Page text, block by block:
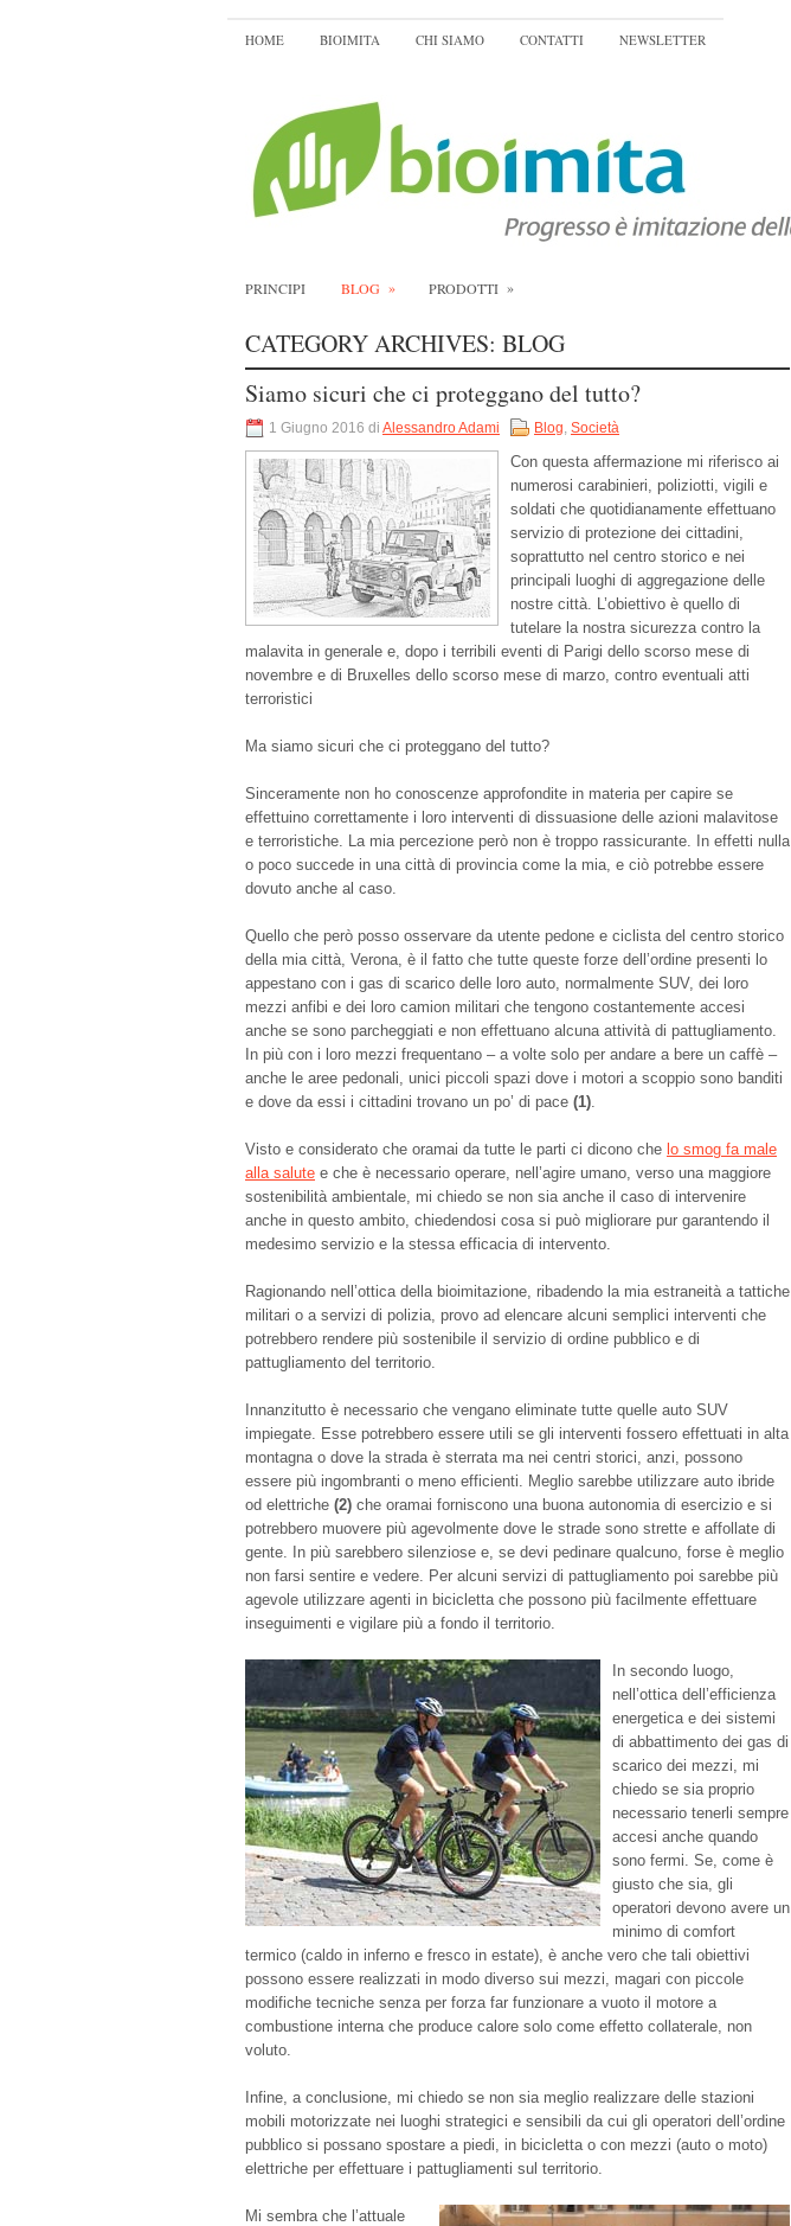
HOME BIOIMITA CHI SIAMO CONTATTI NEWSLETTER
PRINCIPI BLOG » PRODOTTI »
CATEGORY ARCHIVES: BLOG
Siamo sicuri che ci proteggano del tutto?
1 Giugno 2016 di Alessandro Adami Blog, Società
Con questa affermazione mi riferisco ai
numerosi carabinieri, poliziotti, vigili e
soldati che quotidianamente effettuano
servizio di protezione dei cittadini,
soprattutto nel centro storico e nei
principali luoghi di aggregazione delle
nostre città. L’obiettivo è quello di
tutelare la nostra sicurezza contro la
malavita in generale e, dopo i terribili eventi di Parigi dello scorso mese di
novembre e di Bruxelles dello scorso mese di marzo, contro eventuali atti
terroristici
Ma siamo sicuri che ci proteggano del tutto?
Sinceramente non ho conoscenze approfondite in materia per capire se
effettuino correttamente i loro interventi di dissuasione delle azioni malavitose
e terroristiche. La mia percezione però non è troppo rassicurante. In effetti nulla
o poco succede in una città di provincia come la mia, e ciò potrebbe essere
dovuto anche al caso.
Quello che però posso osservare da utente pedone e ciclista del centro storico
della mia città, Verona, è il fatto che tutte queste forze dell’ordine presenti lo
appestano con i gas di scarico delle loro auto, normalmente SUV, dei loro
mezzi anfibi e dei loro camion militari che tengono costantemente accesi
anche se sono parcheggiati e non effettuano alcuna attività di pattugliamento.
In più con i loro mezzi frequentano – a volte solo per andare a bere un caffè –
anche le aree pedonali, unici piccoli spazi dove i motori a scoppio sono banditi
e dove da essi i cittadini trovano un po’ di pace (1).
Visto e considerato che oramai da tutte le parti ci dicono che lo smog fa male
alla salute e che è necessario operare, nell’agire umano, verso una maggiore
sostenibilità ambientale, mi chiedo se non sia anche il caso di intervenire
anche in questo ambito, chiedendosi cosa si può migliorare pur garantendo il
medesimo servizio e la stessa efficacia di intervento.
Ragionando nell’ottica della bioimitazione, ribadendo la mia estraneità a tattiche
militari o a servizi di polizia, provo ad elencare alcuni semplici interventi che
potrebbero rendere più sostenibile il servizio di ordine pubblico e di
pattugliamento del territorio.
Innanzitutto è necessario che vengano eliminate tutte quelle auto SUV
impiegate. Esse potrebbero essere utili se gli interventi fossero effettuati in alta
montagna o dove la strada è sterrata ma nei centri storici, anzi, possono
essere più ingombranti o meno efficienti. Meglio sarebbe utilizzare auto ibride
od elettriche (2) che oramai forniscono una buona autonomia di esercizio e si
potrebbero muovere più agevolmente dove le strade sono strette e affollate di
gente. In più sarebbero silenziose e, se devi pedinare qualcuno, forse è meglio
non farsi sentire e vedere. Per alcuni servizi di pattugliamento poi sarebbe più
agevole utilizzare agenti in bicicletta che possono più facilmente effettuare
inseguimenti e vigilare più a fondo il territorio.
In secondo luogo,
nell’ottica dell’efficienza
energetica e dei sistemi
di abbattimento dei gas di
scarico dei mezzi, mi
chiedo se sia proprio
necessario tenerli sempre
accesi anche quando
sono fermi. Se, come è
giusto che sia, gli
operatori devono avere un
minimo di comfort
termico (caldo in inferno e fresco in estate), è anche vero che tali obiettivi
possono essere realizzati in modo diverso sui mezzi, magari con piccole
modifiche tecniche senza per forza far funzionare a vuoto il motore a
combustione interna che produce calore solo come effetto collaterale, non
voluto.
Infine, a conclusione, mi chiedo se non sia meglio realizzare delle stazioni
mobili motorizzate nei luoghi strategici e sensibili da cui gli operatori dell’ordine
pubblico si possano spostare a piedi, in bicicletta o con mezzi (auto o moto)
elettriche per effettuare i pattugliamenti sul territorio.
Mi sembra che l’attuale